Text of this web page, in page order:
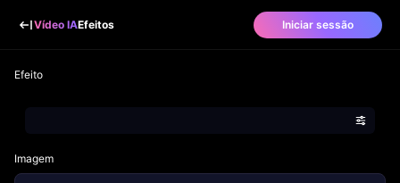
Vídeo IAEfeitos Iniciar sessão
Efeito
Imagem